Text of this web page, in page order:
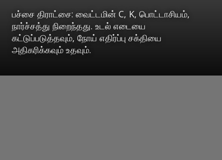
பச்சை திராட்சை: வைட்டமின் C, K, பொட்டாசியம்,
நார்ச்சத்து நிறைந்தது. உடல் எடையை
கட்டுப்படுத்தவும், நோய் எதிர்ப்பு சக்தியை
அதிகரிக்கவும் உதவும்.